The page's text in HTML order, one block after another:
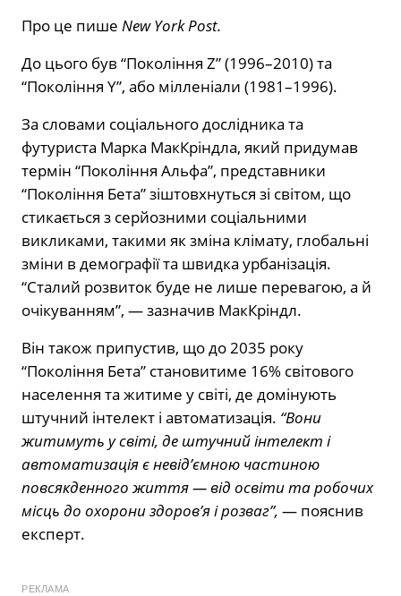
Про це пише New York Post.
До цього був “Покоління Z” (1996–2010) та
“Покоління Y”, або мілленіали (1981–1996).
За словами соціального дослідника та
футуриста Марка МакКріндла, який придумав
термін “Покоління Альфа”, представники
“Покоління Бета” зіштовхнуться зі світом, що
стикається з серйозними соціальними
викликами, такими як зміна клімату, глобальні
зміни в демографії та швидка урбанізація.
“Сталий розвиток буде не лише перевагою, а й
очікуванням”, — зазначив МакКріндл.
Він також припустив, що до 2035 року
“Покоління Бета” становитиме 16% світового
населення та житиме у світі, де домінують
штучний інтелект і автоматизація. “Вони
житимуть у світі, де штучний інтелект і
автоматизація є невід’ємною частиною
повсякденного життя — від освіти та робочих
місць до охорони здоров’я і розваг”, — пояснив
експерт.
РЕКЛАМА